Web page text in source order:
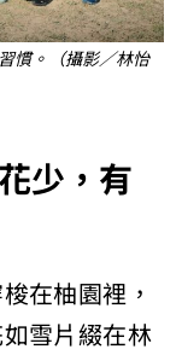
慣。（攝影／林怡
少，有
在柚園裡，
雪片綴在林